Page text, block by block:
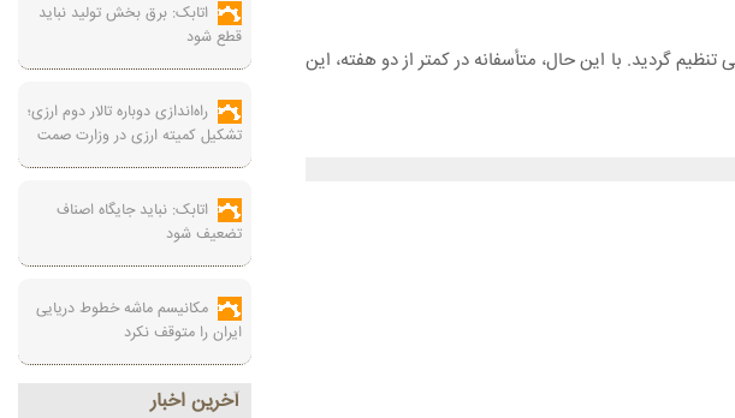
گردید. با این حال، متأسفانه در کمتر از دو هفته، این
اتابک: برق بخش تولید نباید
قطع شود
راه‌اندازی دوباره تالار دوم ارزی؛
تشکیل کمیته ارزی در وزارت صمت
اتابک: نباید جایگاه اصناف
تضعیف شود
مکانیسم ماشه خطوط دریایی
ایران را متوقف نکرد
آخرين اخبار